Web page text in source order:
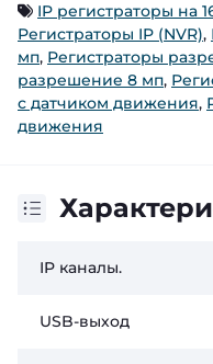
IP регистраторы на
Регистраторы IP (NVR),
мп, Регистраторы
разрешение 8 мп,
с датчиком движения,
движения
IP каналы.
USB-выход